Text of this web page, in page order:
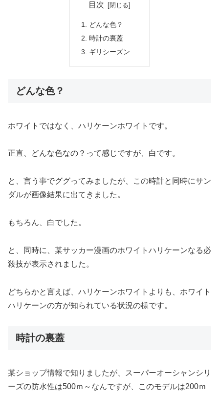
目次
どんな色？
時計の裏蓋
ギリシーズン
どんな色？
ホワイトではなく、ハリケーンホワイトです。
正直、どんな色なの？って感じですが、白です。
と、言う事でググってみましたが、この時計と同時にサン
ダルが画像結果に出てきました。
もちろん、白でした。
と、同時に、某サッカー漫画のホワイトハリケーンなる必
殺技が表示されました。
どちらかと言えば、ハリケーンホワイトよりも、ホワイト
ハリケーンの方が知られている状況の様です。
時計の裏蓋
某ショップ情報で知りましたが、スーパーオーシャンシリ
ーズの防水性は500ｍ～なんですが、このモデルは200ｍ